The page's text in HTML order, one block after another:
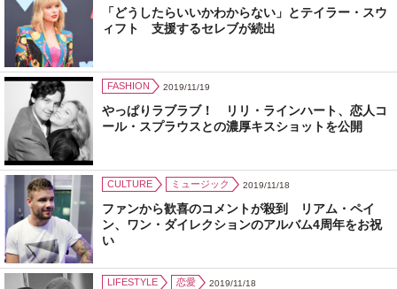
「どうしたらいいかわからない」とテイラー・スウ
ィフト 支援するセレブが続出
FASHION 2019/11/19
やっぱりラブラブ！ リリ・ラインハート、恋人コ
ール・スプラウスとの濃厚キスショットを公開
CULTURE ミュージック 2019/11/18
ファンから歓喜のコメントが殺到 リアム・ペイ
ン、ワン・ダイレクションのアルバム4周年をお祝
い
LIFESTYLE 恋愛 2019/11/18